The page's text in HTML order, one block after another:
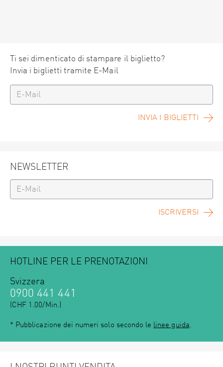
Ti sei dimenticato di stampare il biglietto?
Invia i biglietti tramite E-Mail
INVIA I BIGLIETTI
NEWSLETTER
ISCRIVERSI
HOTLINE PER LE PRENOTAZIONI
Svizzera
0900 441 441
(CHF 1.00/Min.)
* Pubblicazione dei numeri solo secondo le linee guida.